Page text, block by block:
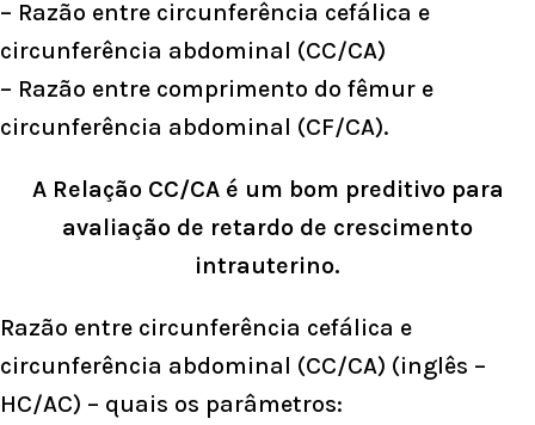
– Razão entre circunferência cefálica e
circunferência abdominal (CC/CA)
– Razão entre comprimento do fêmur e
circunferência abdominal (CF/CA).
A Relação CC/CA é um bom preditivo para
avaliação de retardo de crescimento
intrauterino.
Razão entre circunferência cefálica e
circunferência abdominal (CC/CA) (inglês –
HC/AC) – quais os parâmetros: